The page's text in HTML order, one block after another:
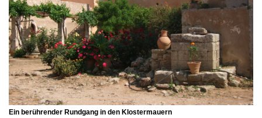
Ein berührender Rundgang in den Klostermauern